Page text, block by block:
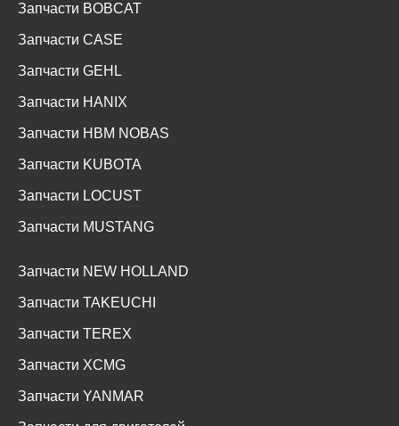
Запчасти BOBCAT
Запчасти CASE
Запчасти GEHL
Запчасти HANIX
Запчасти HBM NOBAS
Запчасти KUBOTA
Запчасти LOCUST
Запчасти MUSTANG
Запчасти NEW HOLLAND
Запчасти TAKEUCHI
Запчасти TEREX
Запчасти XCMG
Запчасти YANMAR